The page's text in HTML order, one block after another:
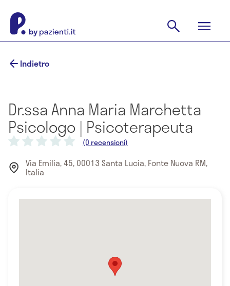
Indietro
Dr.ssa Anna Maria Marchetta
Psicologo | Psicoterapeuta
(0 recensioni)
Via Emilia, 45, 00013 Santa Lucia, Fonte Nuova RM,
Italia